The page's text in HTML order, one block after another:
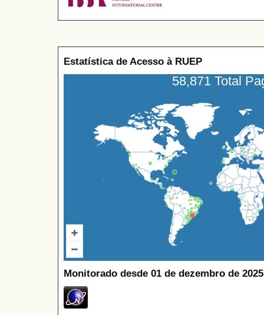
Estatística de Acesso à RUEP
58,871 Total
Monitorado desde 01 de dezembro de